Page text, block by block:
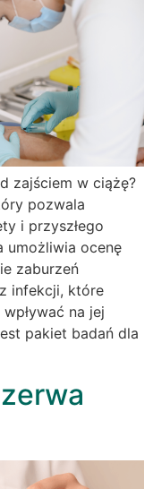
zajściem w ciążę?
pozwala
i przyszłego
umożliwia ocenę
zaburzeń
infekcji, które
na jej
pakiet badań dla